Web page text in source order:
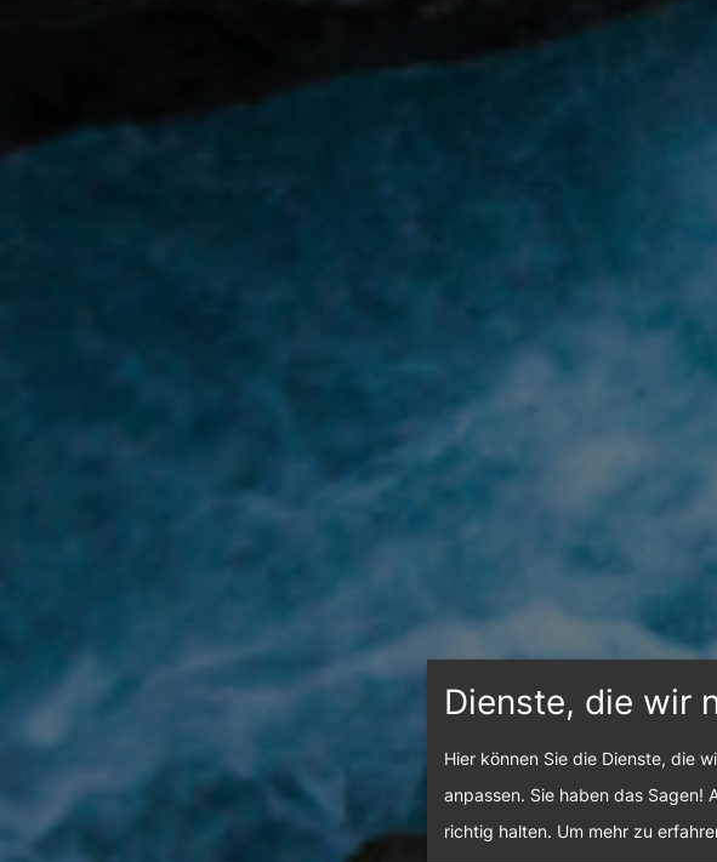
Dienste, die wir
Hier können Sie die Dienste, die
anpassen. Sie haben das Sagen!
richtig halten. Um mehr zu